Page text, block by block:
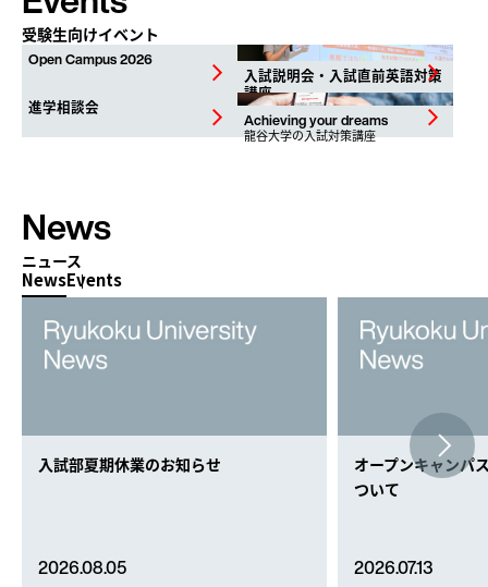
受験生向けイベント
Open Campus 2026
arrow_forward_ios
入試説明会・入試直前英語対策
講座
arrow_forward_ios
進学相談会
arrow_forward_ios Achieving your dreams
龍谷大学の入試対策講座
arrow_forward_ios
News
ニュース
NewsEvents
入試部夏期休業のお知らせ
2026.08.05
オープンキャンパ
ついて
2026.07.13